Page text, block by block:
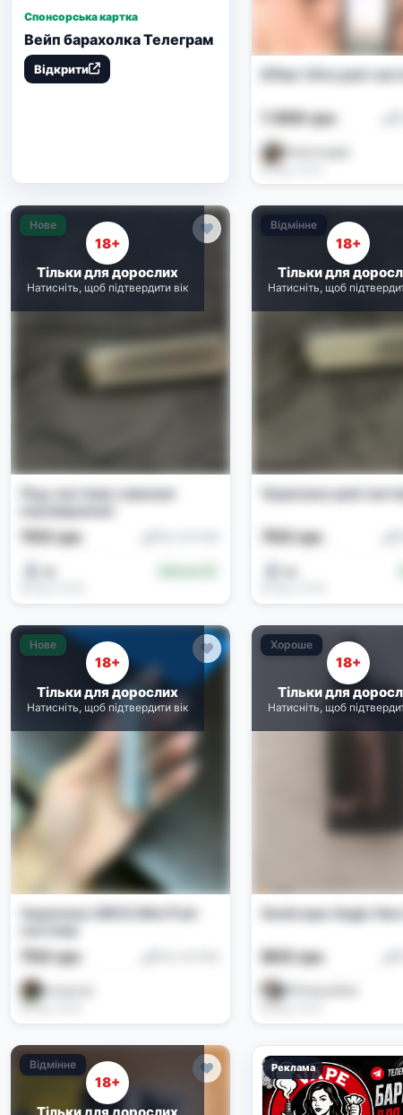
Спонсорська картка
Вейп барахолка Телеграм
Відкрити Elfbar Ultra pod-
1 000 грн
Вчора, 12:22
Нове
18+
Тільки для дорослих
Натисніть, щоб підтвердити вік
Под-система сменная
700 грн
Відмінне
18+
Тільки для
Натисніть, щоб
Vaporesso pod
700 грн
Нове
18+
Тільки для дорослих
Натисніть, щоб підтвердити вік
Vaporesso XROS Mini Pod-
750 грн
Вчора, 15:52
Хороше
18+
Тільки для
Натисніть, щоб
Geekvape Aegis Hero
800 грн
Вчора, 15:16
Відмінне
18+
Тільки для дорослих
Реклама